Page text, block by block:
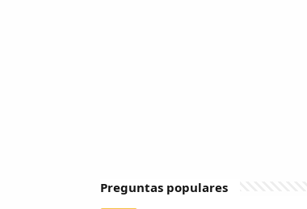
Preguntas populares